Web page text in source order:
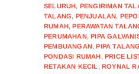
SELURUH, PENGIRIMAN
TALANG, PENJUALAN,
RUMAH,PERAWATAN
PERUMAHAN,PIPA
PEMBUANGAN,PIPA TALANG
PONDASI RUMAH,PRICE
RETAKAN KECIL ,ROYNAL